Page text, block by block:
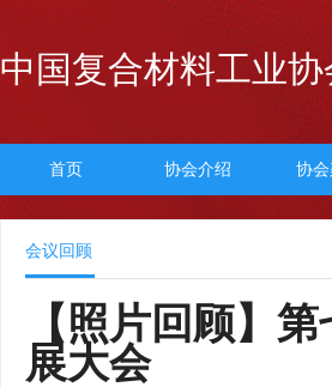
中国复合材料工业协
首页 协会介绍 协
会议回顾
【照片回顾】
展大会